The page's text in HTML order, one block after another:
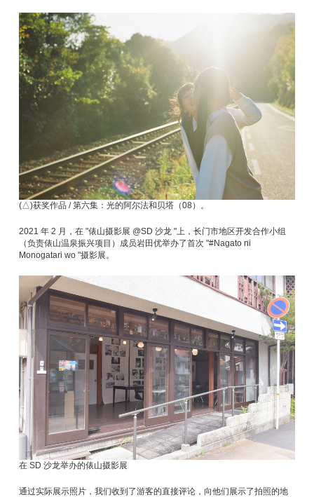
(△)获奖作品 / 第六集：光的阿尔法和贝塔（08）。
2021 年 2 月，在 "俵山摄影展 @SD 沙龙 "上，长门市地区开发合作小组
（负责俵山温泉振兴项目）成员岩田优举办了首次 "#Nagato ni
Monogatari wo "摄影展。
在 SD 沙龙举办的俵山摄影展
通过实际展示照片，我们收到了游客的直接评论，向他们展示了拍照的地